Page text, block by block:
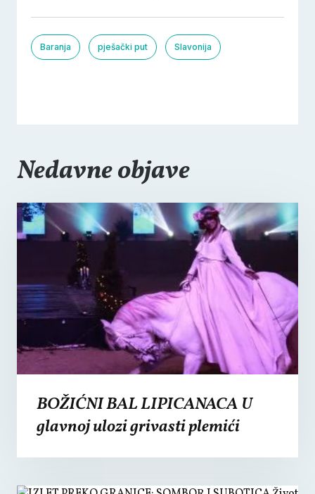
Baranja pješački put Slavonija
Nedavne objave
BOŽIĆNI BAL LIPICANACA U
glavnoj ulozi grivasti plemići